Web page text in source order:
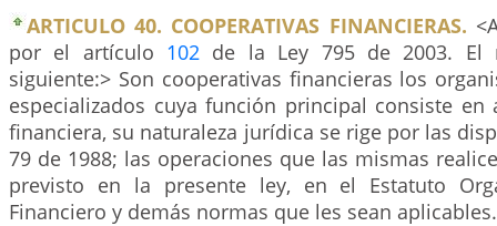
ARTICULO 40. COOPERATIVAS FINANCIERAS.
por el artículo 102 de la Ley 795 de 2003. El
siguiente:> Son cooperativas financieras los
especializados cuya función principal consiste en
financiera, su naturaleza jurídica se rige por las
79 de 1988; las operaciones que las mismas
previsto en la presente ley, en el Estatuto
Financiero y demás normas que les sean aplicables.